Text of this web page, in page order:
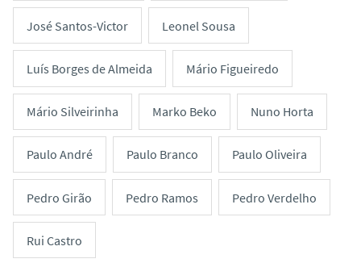
José Santos-Victor Leonel Sousa
Luís Borges de Almeida Mário Figueiredo
Mário Silveirinha Marko Beko Nuno Horta
Paulo André Paulo Branco Paulo Oliveira
Pedro Girão Pedro Ramos Pedro Verdelho
Rui Castro